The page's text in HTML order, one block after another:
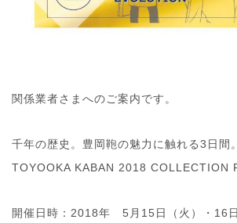
関係業者さまへのご案内です。
千年の歴史。豊岡鞄の魅力に触れる3日間。
TOYOOKA KABAN 2018 COLLECTION
開催日時：2018年 5月15日（火）・16